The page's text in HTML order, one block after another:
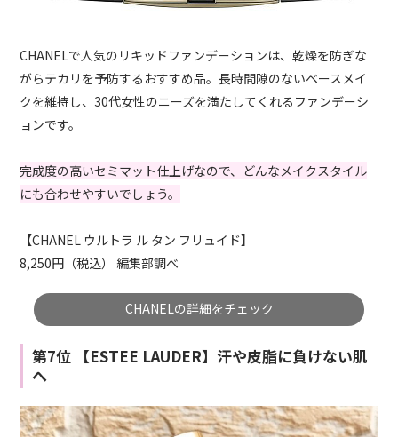
CHANELで人気のリキッドファンデーションは、乾燥を防ぎな
がらテカリを予防するおすすめ品。長時間隙のないベースメイ
クを維持し、30代女性のニーズを満たしてくれるファンデーシ
ョンです。
完成度の高いセミマット仕上げなので、どんなメイクスタイル
にも合わせやすいでしょう。
【CHANEL ウルトラ ル タン フリュイド】
8,250円（税込） 編集部調べ
CHANELの詳細をチェック
第7位 【ESTEE LAUDER】汗や皮脂に負けない肌
へ